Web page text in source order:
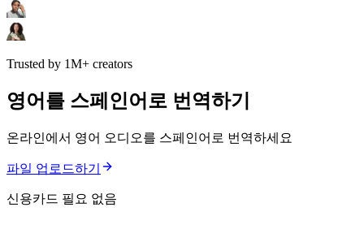
Trusted by 1M+ creators
영어를 스페인어로 번역하기
온라인에서 영어 오디오를 스페인어로 번역하세요
파일 업로드하기
신용카드 필요 없음